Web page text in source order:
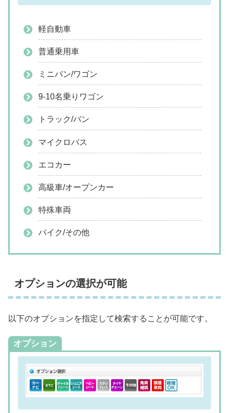
軽自動車
普通乗用車
ミニバン/ワゴン
9-10名乗りワゴン
トラック/バン
マイクロバス
エコカー
高級車/オープンカー
特殊車両
バイク/その他
オプションの選択が可能
以下のオプションを指定して検索することが可能です。
オプション